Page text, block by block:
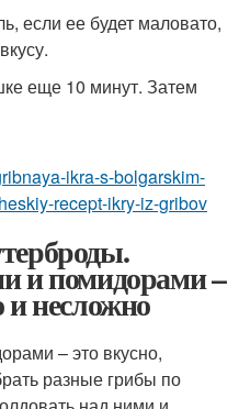
если ее будет маловато,
еще 10 минут. Затем
ikra-s-bolgarskim-
recept-ikry-iz-gribov
и помидорами –
и несложно
– это вкусно,
разные грибы по